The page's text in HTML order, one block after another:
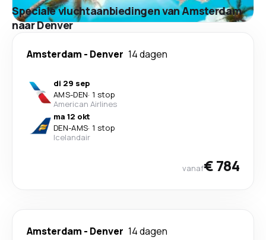
Speciale vluchtaanbiedingen van Amsterdam
naar Denver
Amsterdam - Denver 14 dagen
di 29 sep
AMS-DEN· 1 stop
American Airlines
ma 12 okt
DEN-AMS· 1 stop
Icelandair
vanaf€ 784
Amsterdam - Denver 14 dagen